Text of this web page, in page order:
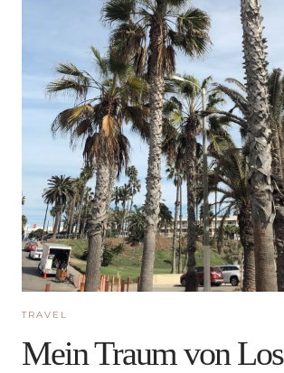
TRAVEL
Mein Traum von Los